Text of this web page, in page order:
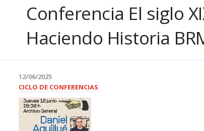
Conferencia El siglo
Haciendo Historia
12/06/2025
CICLO DE CONFERENCIAS